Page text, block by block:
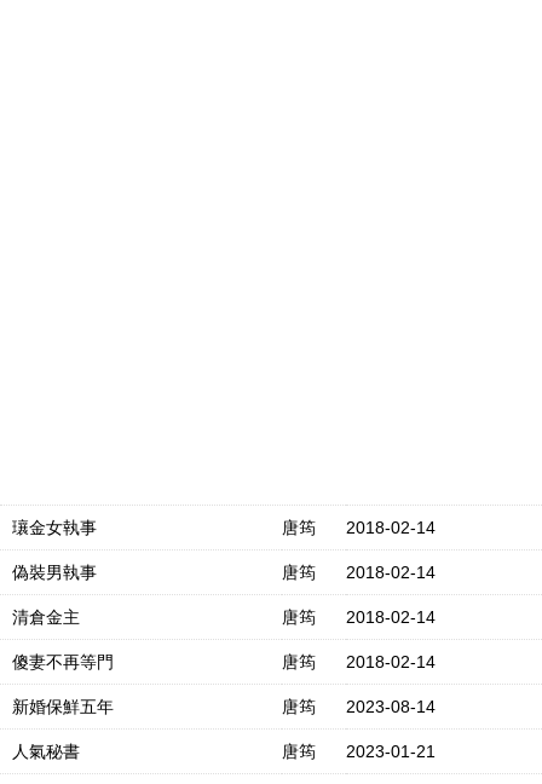
瓖金女執事 唐筠 2018-02-14
偽裝男執事 唐筠 2018-02-14
清倉金主 唐筠 2018-02-14
傻妻不再等門 唐筠 2018-02-14
新婚保鮮五年 唐筠 2023-08-14
人氣秘書 唐筠 2023-01-21